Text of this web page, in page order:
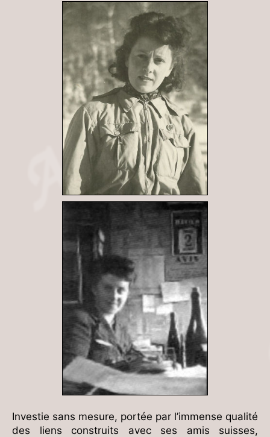
Investie sans mesure, portée par l’immense qualité
des liens construits avec ses amis suisses,